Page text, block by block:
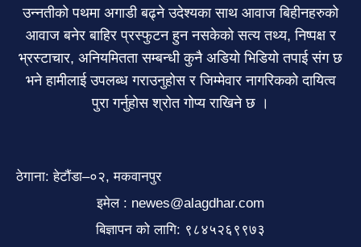
उन्नतीको पथमा अगाडी बढ्ने उदेश्यका साथ आवाज बिहीनहरुको
आवाज बनेर बाहिर प्रस्फुटन हुन नसकेको सत्य तथ्य, निष्पक्ष र
भ्रस्टाचार, अनियमितता सम्बन्धी कुनै अडियो भिडियो तपाई संग छ
भने हामीलाई उपलब्ध गराउनुहोस र जिम्मेवार नागरिकको दायित्व
पुरा गर्नुहोस श्रोत गोप्य राखिने छ ।
ठेगाना: हेटौंडा–०२, मकवानपुर
इमेल : newes@alagdhar.com
बिज्ञापन को लागि: ९८४५२६९९७३